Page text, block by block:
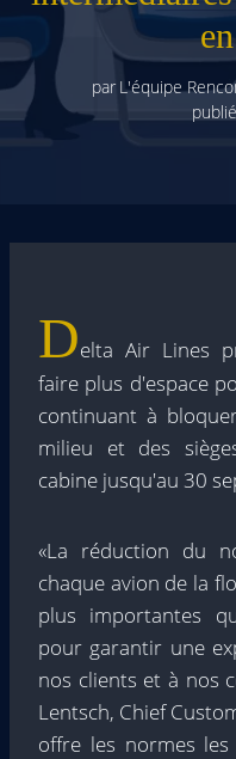
par L'équipe
Delta Air Lines
faire plus d'espace
continuant à
milieu et des
cabine jusqu'au 30
«La réduction du
chaque avion de la
plus importantes
pour garantir une
nos clients et à nos
Lentsch, Chief
offre les normes